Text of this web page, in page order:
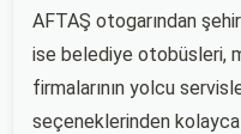
AFTAŞ otogarından
ise belediye otobüsleri,
firmalarının yolcu
seçeneklerinden